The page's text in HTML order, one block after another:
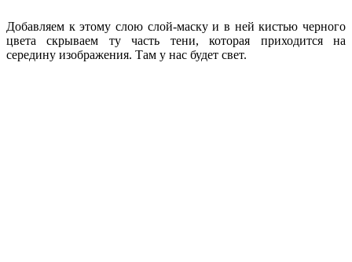
Добавляем к этому слою слой-маску и в ней кистью черного
цвета скрываем ту часть тени, которая приходится на
середину изображения. Там у нас будет свет.